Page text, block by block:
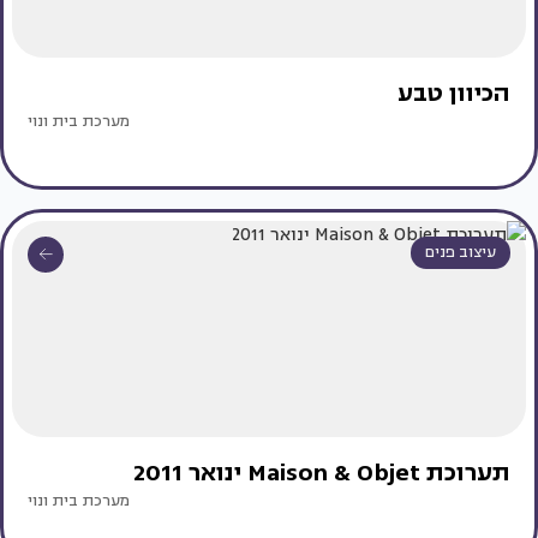
הכיוון טבע
מערכת בית ונוי
עיצוב פנים
תערוכת Maison & Objet ינואר 2011
מערכת בית ונוי